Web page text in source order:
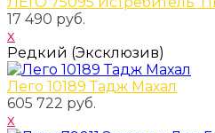
17 490 руб.
x
Редкий (Эксклюзив)
Лего 10189 Тадж Махал
605 722 руб.
x